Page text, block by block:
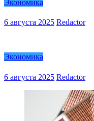
Экономика
6 августа 2025 Redactor
Экономика
6 августа 2025 Redactor